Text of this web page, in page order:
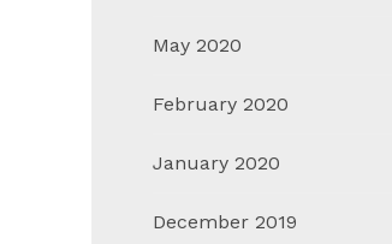
May 2020
February 2020
January 2020
December 2019